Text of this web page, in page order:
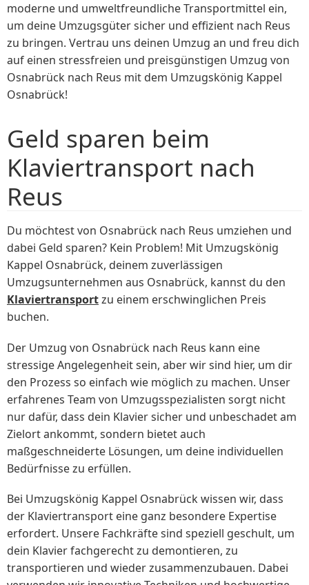
moderne und umweltfreundliche Transportmittel ein,
um deine Umzugsgüter sicher und effizient nach Reus
zu bringen. Vertrau uns deinen Umzug an und freu dich
auf einen stressfreien und preisgünstigen Umzug von
Osnabrück nach Reus mit dem Umzugskönig Kappel
Osnabrück!
Geld sparen beim
Klaviertransport nach
Reus
Du möchtest von Osnabrück nach Reus umziehen und
dabei Geld sparen? Kein Problem! Mit Umzugskönig
Kappel Osnabrück, deinem zuverlässigen
Umzugsunternehmen aus Osnabrück, kannst du den
Klaviertransportzu einem erschwinglichen Preis
buchen.
Der Umzug von Osnabrück nach Reus kann eine
stressige Angelegenheit sein, aber wir sind hier, um dir
den Prozess so einfach wie möglich zu machen. Unser
erfahrenes Team von Umzugsspezialisten sorgt nicht
nur dafür, dass dein Klavier sicher und unbeschadet am
Zielort ankommt, sondern bietet auch
maßgeschneiderte Lösungen, um deine individuellen
Bedürfnisse zu erfüllen.
Bei Umzugskönig Kappel Osnabrück wissen wir, dass
der Klaviertransport eine ganz besondere Expertise
erfordert. Unsere Fachkräfte sind speziell geschult, um
dein Klavier fachgerecht zu demontieren, zu
transportieren und wieder zusammenzubauen. Dabei